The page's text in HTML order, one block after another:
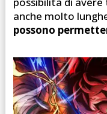
anche molto
possono